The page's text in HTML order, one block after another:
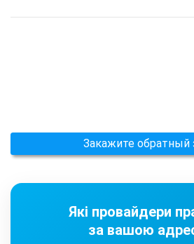
Закажите обратный
Які провайдери
за вашою